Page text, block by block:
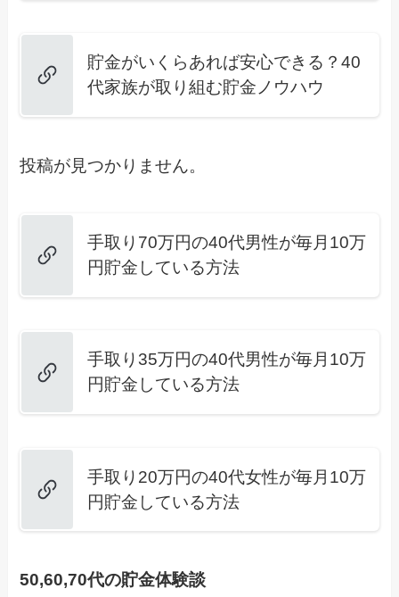
貯金がいくらあれば安心できる？40
代家族が取り組む貯金ノウハウ
投稿が見つかりません。
手取り70万円の40代男性が毎月10万
円貯金している方法
手取り35万円の40代男性が毎月10万
円貯金している方法
手取り20万円の40代女性が毎月10万
円貯金している方法
50,60,70代の貯金体験談